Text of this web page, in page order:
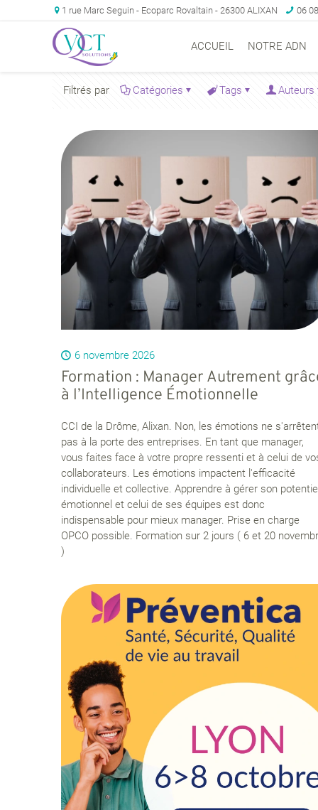
1 rue Marc Seguin - Ecoparc Rovaltain - 26300 ALIXAN 06
ACCUEIL NOTRE ADN
Filtrés par Catégories Tags Auteurs
6 novembre 2026
Formation : Manager Autrement
à l’Intelligence Émotionnelle
CCI de la Drôme, Alixan. Non, les émotions ne
pas à la porte des entreprises. En tant que manager,
vous faites face à votre propre ressenti et à celui de
collaborateurs. Les émotions impactent l'efficacité
individuelle et collective. Apprendre à gérer son
émotionnel et celui de ses équipes est donc
indispensable pour mieux manager. Prise en charge
OPCO possible. Formation sur 2 jours ( 6 et 20
)